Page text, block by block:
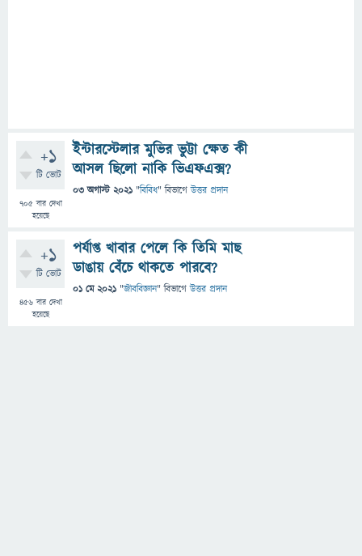
+1
টি ভোট
705বার দেখা
হয়েছে
ইন্টারস্টেলার মুভির ভুট্টা ক্ষেত কী
আসল ছিলো নাকি ভিএফএক্স?
03 অগাস্ট 2021 "বিবিধ" বিভাগে উত্তর প্রদান
+1
টি ভোট
456বার দেখা
হয়েছে
পর্যাপ্ত খাবার পেলে কি তিমি মাছ
ডাঙায় বেঁচে থাকতে পারবে?
01 মে 2021 "জীববিজ্ঞান" বিভাগে উত্তর প্রদান